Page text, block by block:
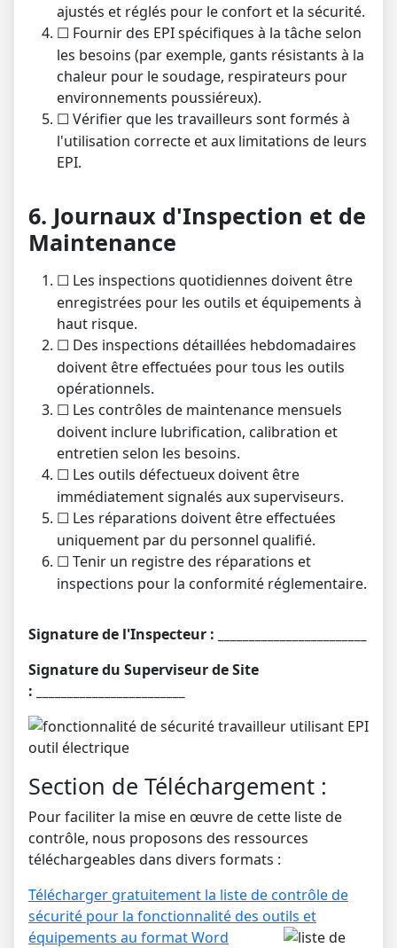
ajustés et réglés pour le confort et la sécurité.
☐ Fournir des EPI spécifiques à la tâche selon
les besoins (par exemple, gants résistants à la
chaleur pour le soudage, respirateurs pour
environnements poussiéreux).
☐ Vérifier que les travailleurs sont formés à
l'utilisation correcte et aux limitations de leurs
EPI.
6. Journaux d'Inspection et de
Maintenance
☐ Les inspections quotidiennes doivent être
enregistrées pour les outils et équipements à
haut risque.
☐ Des inspections détaillées hebdomadaires
doivent être effectuées pour tous les outils
opérationnels.
☐ Les contrôles de maintenance mensuels
doivent inclure lubrification, calibration et
entretien selon les besoins.
☐ Les outils défectueux doivent être
immédiatement signalés aux superviseurs.
☐ Les réparations doivent être effectuées
uniquement par du personnel qualifié.
☐ Tenir un registre des réparations et
inspections pour la conformité réglementaire.
Signature de l'Inspecteur : ________________________
Signature du Superviseur de Site
: ________________________
Section de Téléchargement :
Pour faciliter la mise en œuvre de cette liste de
contrôle, nous proposons des ressources
téléchargeables dans divers formats :
Télécharger gratuitement la liste de contrôle de
sécurité pour la fonctionnalité des outils et
équipements au format Word